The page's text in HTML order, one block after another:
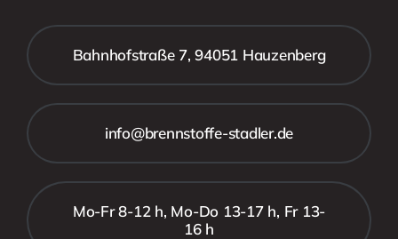
Bahnhofstraße 7, 94051 Hauzenberg
info@brennstoffe-stadler.de
Mo-Fr 8-12 h, Mo-Do 13-17 h, Fr 13-
16 h